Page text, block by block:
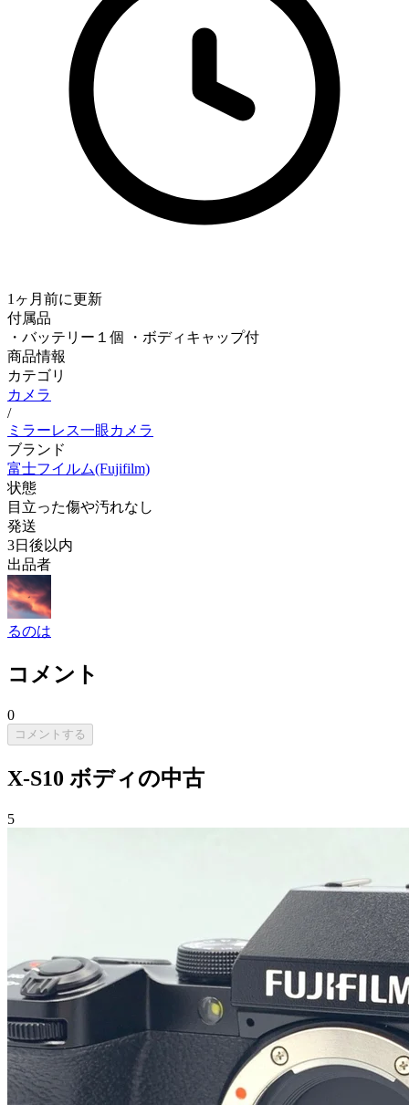
1ヶ月前に更新
付属品
・バッテリー１個 ・ボディキャップ付
商品情報
カテゴリ
カメラ
/
ミラーレス一眼カメラ
ブランド
富士フイルム(Fujifilm)
状態
目立った傷や汚れなし
発送
3日後以内
出品者
るのは
コメント
0
コメントする
X-S10 ボディの中古
5